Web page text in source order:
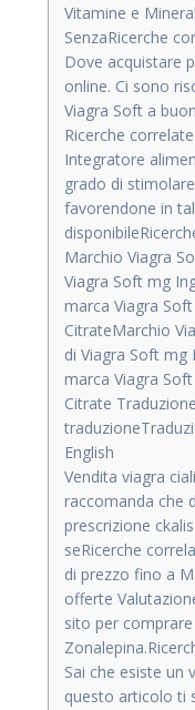
Vitamine e
SenzaRicerche
Dove acquistare
online. Ci sono
Viagra Soft a
Ricerche correlate
Integratore
grado di
favorendone in
Marchio Viagra
Viagra Soft mg
marca Viagra
CitrateMarchio
di Viagra Soft mg
marca Viagra
Citrate
English
Vendita viagra
raccomanda che
prescrizione
seRicerche
di prezzo fino a
offerte
sito per
Sai che esiste un
questo articolo ti